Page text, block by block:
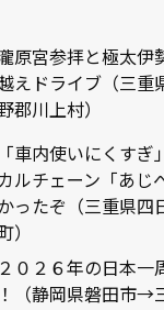
原宮参拝と極太
えドライブ（三
郡川上村）
車内使いにくすぎ
ルチェーン「あじ
ったぞ（三重県
０２６年の日本一
（静岡県磐田市→